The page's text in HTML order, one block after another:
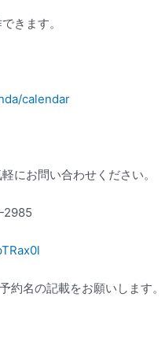
きます。
calendar
にお問い合わせください。
2985
約名の記載をお願いします。